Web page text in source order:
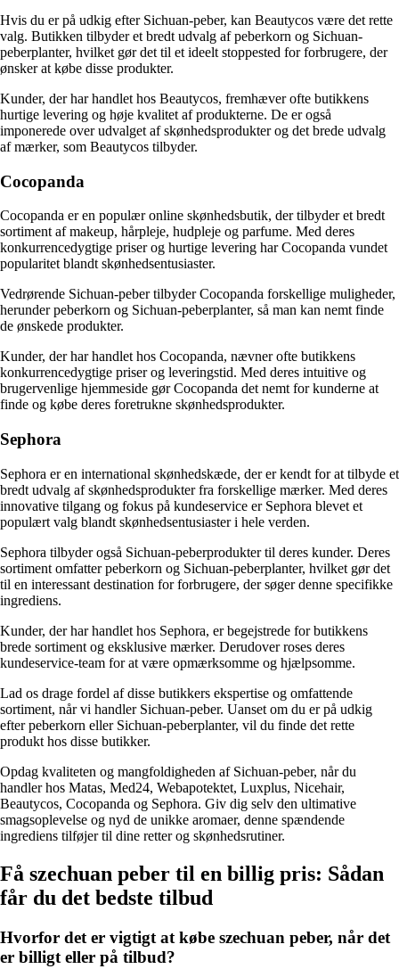
Hvis du er på udkig efter Sichuan-peber, kan Beautycos være det rette
valg. Butikken tilbyder et bredt udvalg af peberkorn og Sichuan-
peberplanter, hvilket gør det til et ideelt stoppested for forbrugere, der
ønsker at købe disse produkter.
Kunder, der har handlet hos Beautycos, fremhæver ofte butikkens
hurtige levering og høje kvalitet af produkterne. De er også
imponerede over udvalget af skønhedsprodukter og det brede udvalg
af mærker, som Beautycos tilbyder.
Cocopanda
Cocopanda er en populær online skønhedsbutik, der tilbyder et bredt
sortiment af makeup, hårpleje, hudpleje og parfume. Med deres
konkurrencedygtige priser og hurtige levering har Cocopanda vundet
popularitet blandt skønhedsentusiaster.
Vedrørende Sichuan-peber tilbyder Cocopanda forskellige muligheder,
herunder peberkorn og Sichuan-peberplanter, så man kan nemt finde
de ønskede produkter.
Kunder, der har handlet hos Cocopanda, nævner ofte butikkens
konkurrencedygtige priser og leveringstid. Med deres intuitive og
brugervenlige hjemmeside gør Cocopanda det nemt for kunderne at
finde og købe deres foretrukne skønhedsprodukter.
Sephora
Sephora er en international skønhedskæde, der er kendt for at tilbyde et
bredt udvalg af skønhedsprodukter fra forskellige mærker. Med deres
innovative tilgang og fokus på kundeservice er Sephora blevet et
populært valg blandt skønhedsentusiaster i hele verden.
Sephora tilbyder også Sichuan-peberprodukter til deres kunder. Deres
sortiment omfatter peberkorn og Sichuan-peberplanter, hvilket gør det
til en interessant destination for forbrugere, der søger denne specifikke
ingrediens.
Kunder, der har handlet hos Sephora, er begejstrede for butikkens
brede sortiment og eksklusive mærker. Derudover roses deres
kundeservice-team for at være opmærksomme og hjælpsomme.
Lad os drage fordel af disse butikkers ekspertise og omfattende
sortiment, når vi handler Sichuan-peber. Uanset om du er på udkig
efter peberkorn eller Sichuan-peberplanter, vil du finde det rette
produkt hos disse butikker.
Opdag kvaliteten og mangfoldigheden af Sichuan-peber, når du
handler hos Matas, Med24, Webapotektet, Luxplus, Nicehair,
Beautycos, Cocopanda og Sephora. Giv dig selv den ultimative
smagsoplevelse og nyd de unikke aromaer, denne spændende
ingrediens tilføjer til dine retter og skønhedsrutiner.
Få szechuan peber til en billig pris: Sådan
får du det bedste tilbud
Hvorfor det er vigtigt at købe szechuan peber, når det
er billigt eller på tilbud?